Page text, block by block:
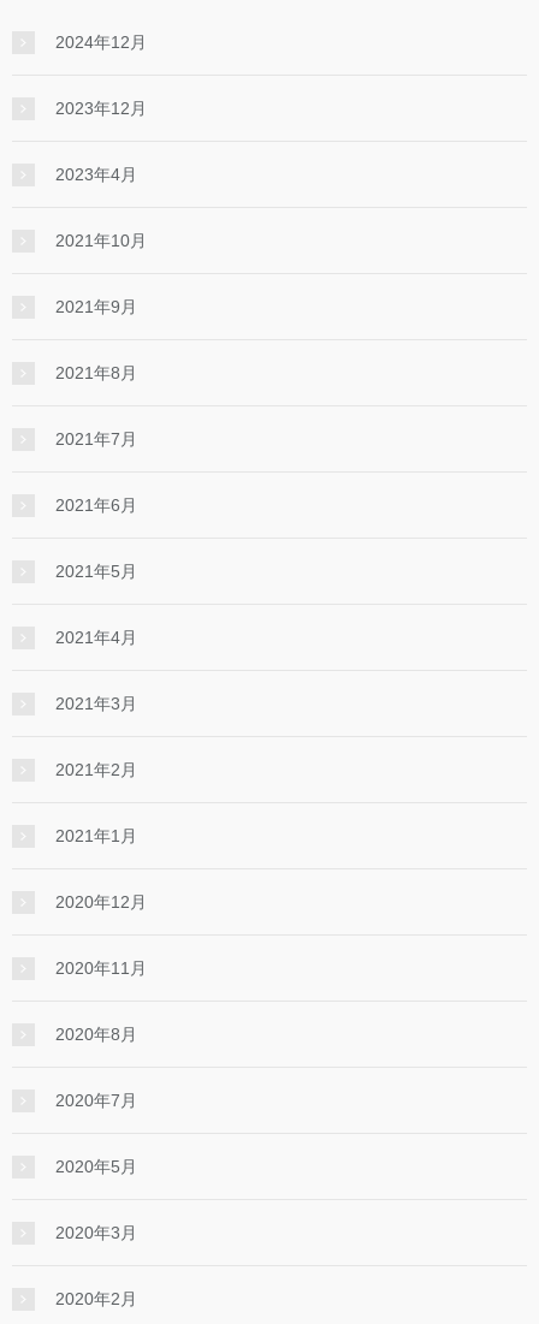
2024年12月
2023年12月
2023年4月
2021年10月
2021年9月
2021年8月
2021年7月
2021年6月
2021年5月
2021年4月
2021年3月
2021年2月
2021年1月
2020年12月
2020年11月
2020年8月
2020年7月
2020年5月
2020年3月
2020年2月